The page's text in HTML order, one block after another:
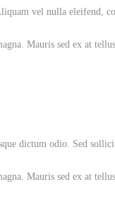
vel nulla eleifend,
Mauris sed ex at
dictum odio. Sed
Mauris sed ex at